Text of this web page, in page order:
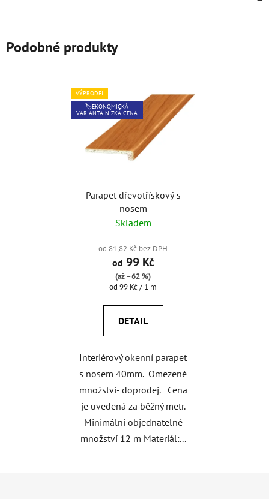
Podobné produkty
VÝPRODEJ
🏷️EKONOMICKÁ
VARIANTA NÍZKÁ CENA
Parapet dřevotřískový s
nosem
Skladem
od 81,82 Kč bez DPH
od 99 Kč
(až –62 %)
Měrná
od 99 Kč / 1 m
DETAIL
Interiérový okenní parapet
s nosem 40mm. Omezené
množství- doprodej. Cena
je uvedená za běžný metr.
Minimální objednatelné
množství 12 m Materiál:...